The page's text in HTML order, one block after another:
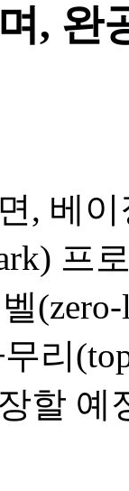
, 완
, 베
리
할 예